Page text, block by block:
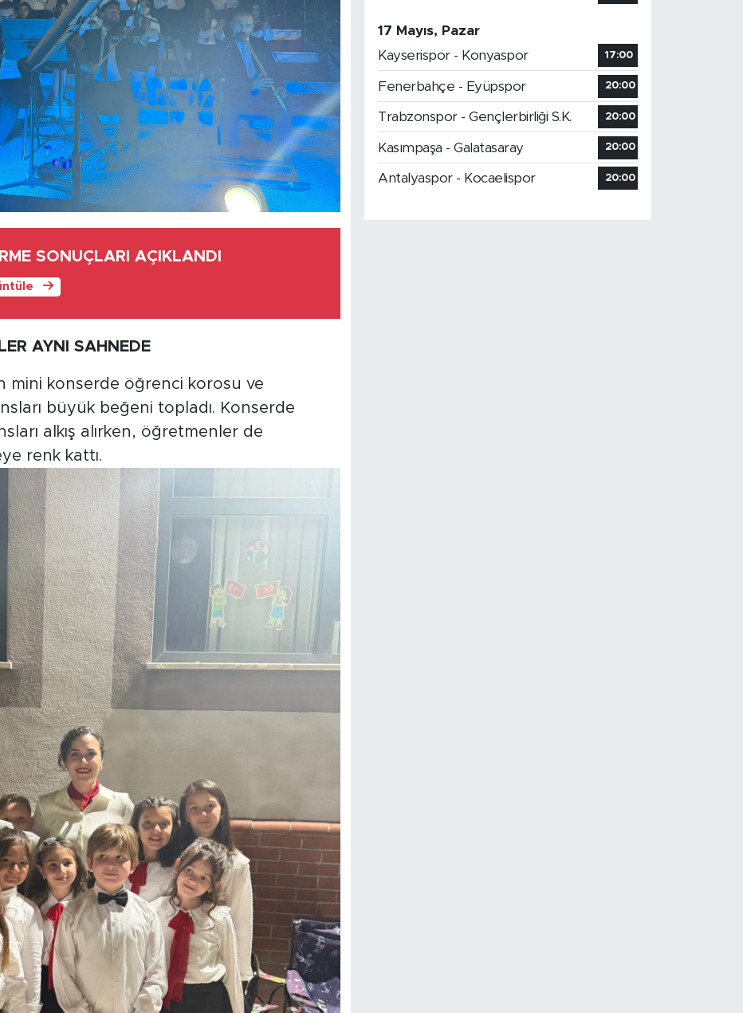
SONUÇLARI AÇIKLANDI
AYNI SAHNEDE
mini konserde öğrenci korosu ve
büyük beğeni topladı. Konserde
alkış alırken, öğretmenler de
renk kattı.
17 Mayıs, Pazar
Kayserispor - Konyaspor
17:00
Fenerbahçe - Eyüpspor 20:00
Trabzonspor - Gençlerbirliği S.K. 20:00
Kasımpaşa - Galatasaray 20:00
Antalyaspor - Kocaelispor 20:00